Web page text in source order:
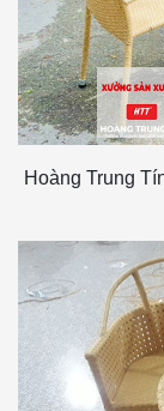
Hoàng Trung